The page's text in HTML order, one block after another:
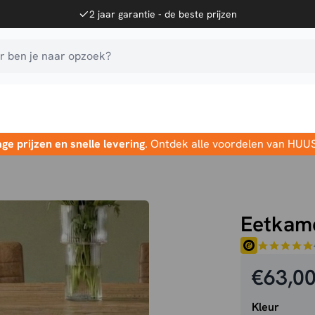
2 jaar garantie - de beste prijzen
ben je naar opzoek?
prijzen en snelle levering. Ontdek alle voordelen van
€63,00
Kleur